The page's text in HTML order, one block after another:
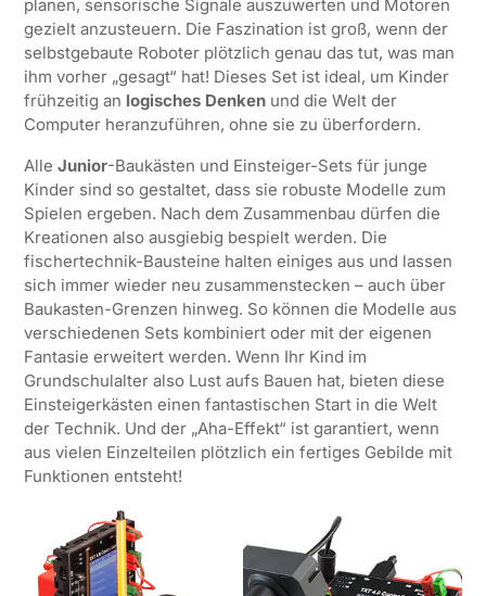
planen, sensorische Signale auszuwerten und Motoren
gezielt anzusteuern. Die Faszination ist groß, wenn der
selbstgebaute Roboter plötzlich genau das tut, was man
ihm vorher „gesagt“ hat! Dieses Set ist ideal, um Kinder
frühzeitig an logisches Denkenund die Welt der
Computer heranzuführen, ohne sie zu überfordern.
Alle Junior-Baukästen und Einsteiger-Sets für junge
Kinder sind so gestaltet, dass sie robuste Modelle zum
Spielen ergeben. Nach dem Zusammenbau dürfen die
Kreationen also ausgiebig bespielt werden. Die
fischertechnik-Bausteine halten einiges aus und lassen
sich immer wieder neu zusammenstecken – auch über
Baukasten-Grenzen hinweg. So können die Modelle aus
verschiedenen Sets kombiniert oder mit der eigenen
Fantasie erweitert werden. Wenn Ihr Kind im
Grundschulalter also Lust aufs Bauen hat, bieten diese
Einsteigerkästen einen fantastischen Start in die Welt
der Technik. Und der „Aha-Effekt“ ist garantiert, wenn
aus vielen Einzelteilen plötzlich ein fertiges Gebilde mit
Funktionen entsteht!